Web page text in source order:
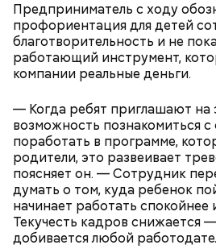
Предприниматель с ходу
профориентация для детей
благотворительность и не
работающий инструмент,
компании реальные деньги.
— Когда ребят приглашают на
возможность познакомиться
поработать в программе,
родители, это развеивает
поясняет он. — Сотрудник
думать о том, куда ребенок
начинает работать спокойнее
Текучесть кадров снижается
добивается любой
По прошествии нужного
достать лавровый лист и
овощи и кабачки перебить
до консистенции пюре.
вместе, после чего в
раскаленном масле
Смешать ее с кабачковой